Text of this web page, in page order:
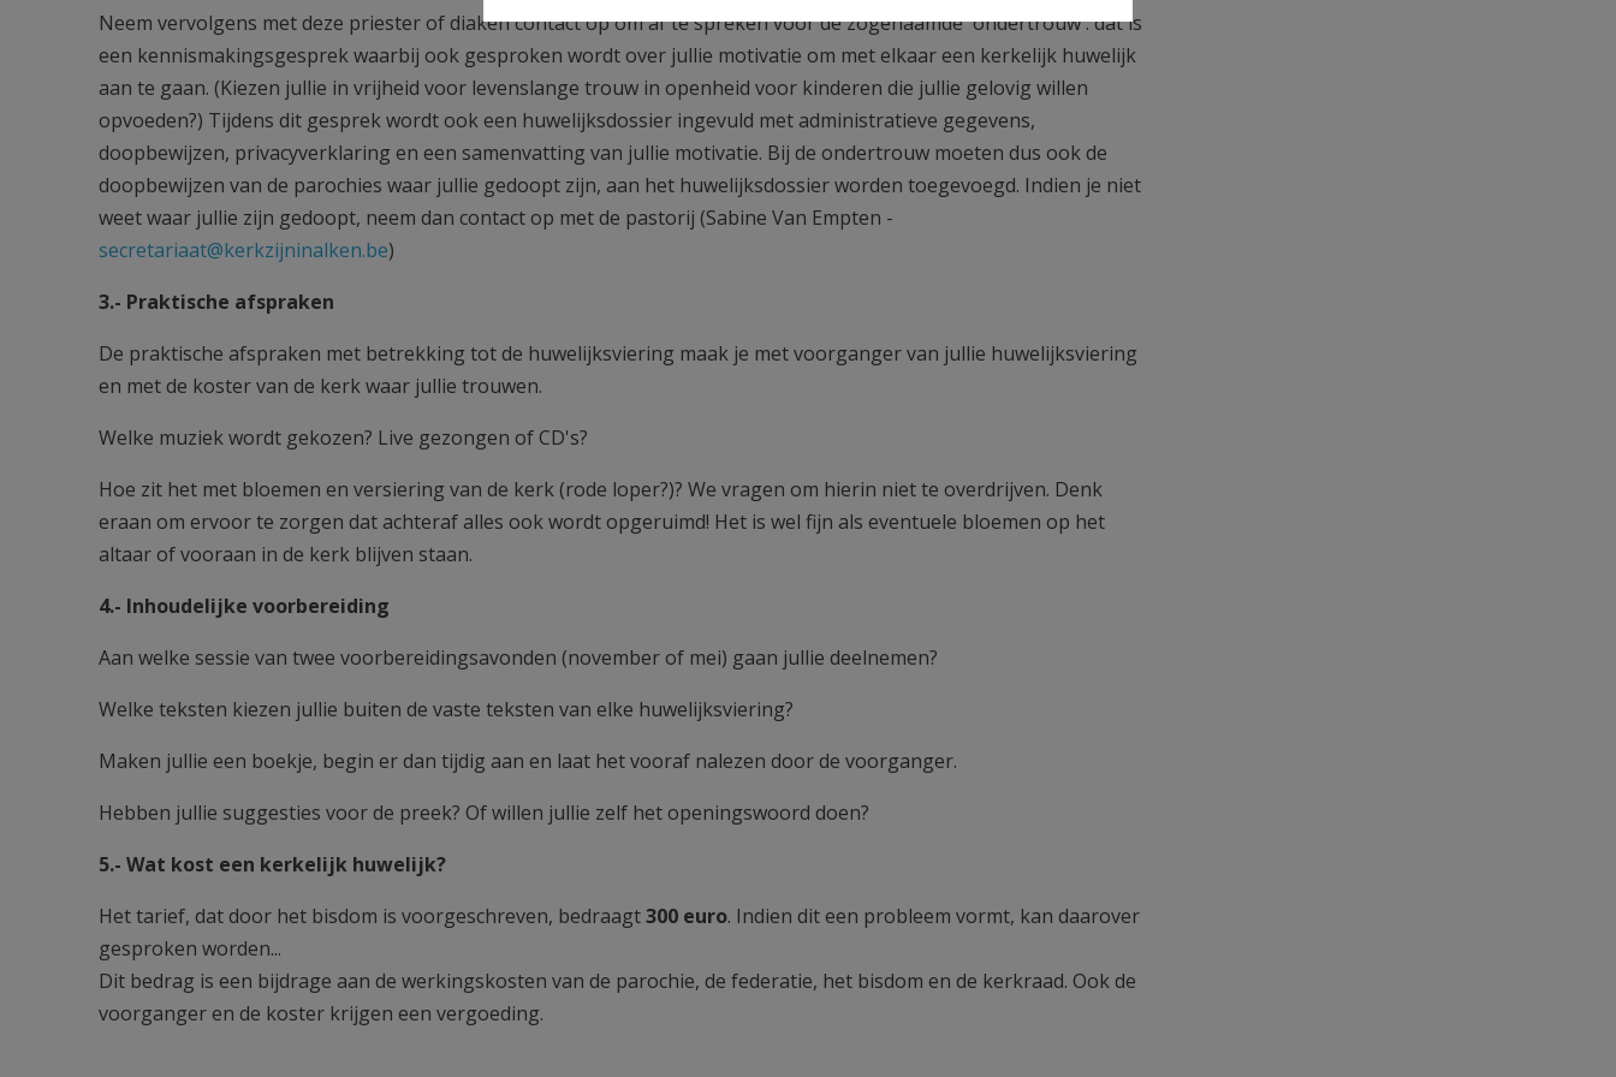
Neem vervolgens met deze priester of diaken contact op om af te spreken voor de zogenaamde 'ondertrouw': dat is
een kennismakingsgesprek waarbij ook gesproken wordt over jullie motivatie om met elkaar een kerkelijk huwelijk
aan te gaan. (Kiezen jullie in vrijheid voor levenslange trouw in openheid voor kinderen die jullie gelovig willen
opvoeden?) Tijdens dit gesprek wordt ook een huwelijksdossier ingevuld met administratieve gegevens,
doopbewijzen, privacyverklaring en een samenvatting van jullie motivatie. Bij de ondertrouw moeten dus ook de
doopbewijzen van de parochies waar jullie gedoopt zijn, aan het huwelijksdossier worden toegevoegd. Indien je niet
weet waar jullie zijn gedoopt, neem dan contact op met de pastorij (Sabine Van Empten -
secretariaat@kerkzijninalken.be)
3.- Praktische afspraken
De praktische afspraken met betrekking tot de huwelijksviering maak je met voorganger van jullie huwelijksviering
en met de koster van de kerk waar jullie trouwen.
Welke muziek wordt gekozen? Live gezongen of CD's?
Hoe zit het met bloemen en versiering van de kerk (rode loper?)? We vragen om hierin niet te overdrijven. Denk
eraan om ervoor te zorgen dat achteraf alles ook wordt opgeruimd! Het is wel fijn als eventuele bloemen op het
altaar of vooraan in de kerk blijven staan.
4.- Inhoudelijke voorbereiding
Aan welke sessie van twee voorbereidingsavonden (november of mei) gaan jullie deelnemen?
Welke teksten kiezen jullie buiten de vaste teksten van elke huwelijksviering?
Maken jullie een boekje, begin er dan tijdig aan en laat het vooraf nalezen door de voorganger.
Hebben jullie suggesties voor de preek? Of willen jullie zelf het openingswoord doen?
5.- Wat kost een kerkelijk huwelijk?
Het tarief, dat door het bisdom is voorgeschreven, bedraagt300 euro. Indien dit een probleem vormt, kan daarover
gesproken worden...
Dit bedrag is een bijdrage aan de werkingskosten van de parochie, de federatie, het bisdom en de kerkraad. Ook de
voorganger en de koster krijgen een vergoeding.